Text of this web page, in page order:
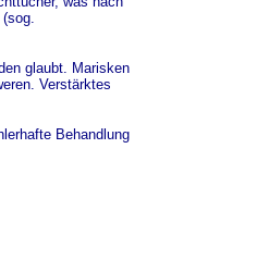
glaubt. Marisken
Verstärktes
Behandlung